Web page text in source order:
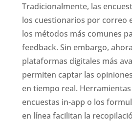
Tradicionalmente, las
los cuestionarios por correo
los métodos más comunes
feedback. Sin embargo,
plataformas digitales más
permiten captar las
en tiempo real.
encuestas in-app o los
en línea facilitan la